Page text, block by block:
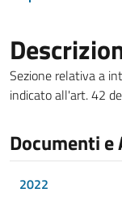
Sezione relativa a
indicato all'art. 42
Documenti e
2022